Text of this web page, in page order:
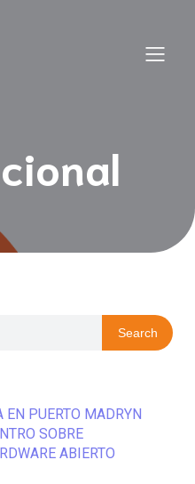
Search
EN PUERTO MADRYN
SOBRE
ABIERTO